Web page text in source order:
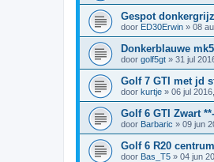
Gespot
door ED30Erwin » 08
Donkerblauwe
door golf5gt » 31 jul
Golf 7 GTI met jd
door kurtje » 06 jul
Golf 6 GTI Zwart
door Barbaric » 09 jun
Golf 6 R20
door Bas_T5 » 04 jun